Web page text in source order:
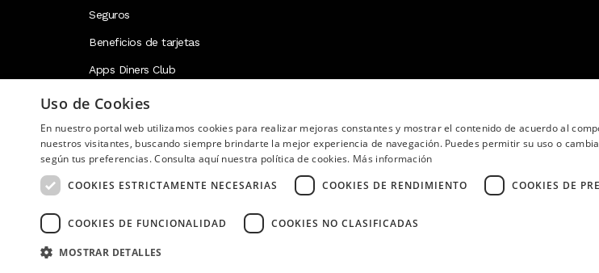
Seguros
Beneficios de tarjetas
Apps Diners Club
Image
Copyright © 2026 Diners Club Ecuador. Derechos reservados.
Uso de Cookies
En nuestro portal web utilizamos cookies para realizar mejoras constantes y mostrar el contenido de acuerdo al
nuestros visitantes, buscando siempre brindarte la mejor experiencia de navegación. Puedes permitir su uso o
según tus preferencias. Consulta aquí nuestra política de cookies. Más información
COOKIES ESTRICTAMENTE NECESARIAS
COOKIES DE RENDIMIENTO COOKIES DE
COOKIES DE FUNCIONALIDAD COOKIES NO CLASIFICADAS
MOSTRAR DETALLES